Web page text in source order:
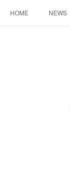
HOME NEWS